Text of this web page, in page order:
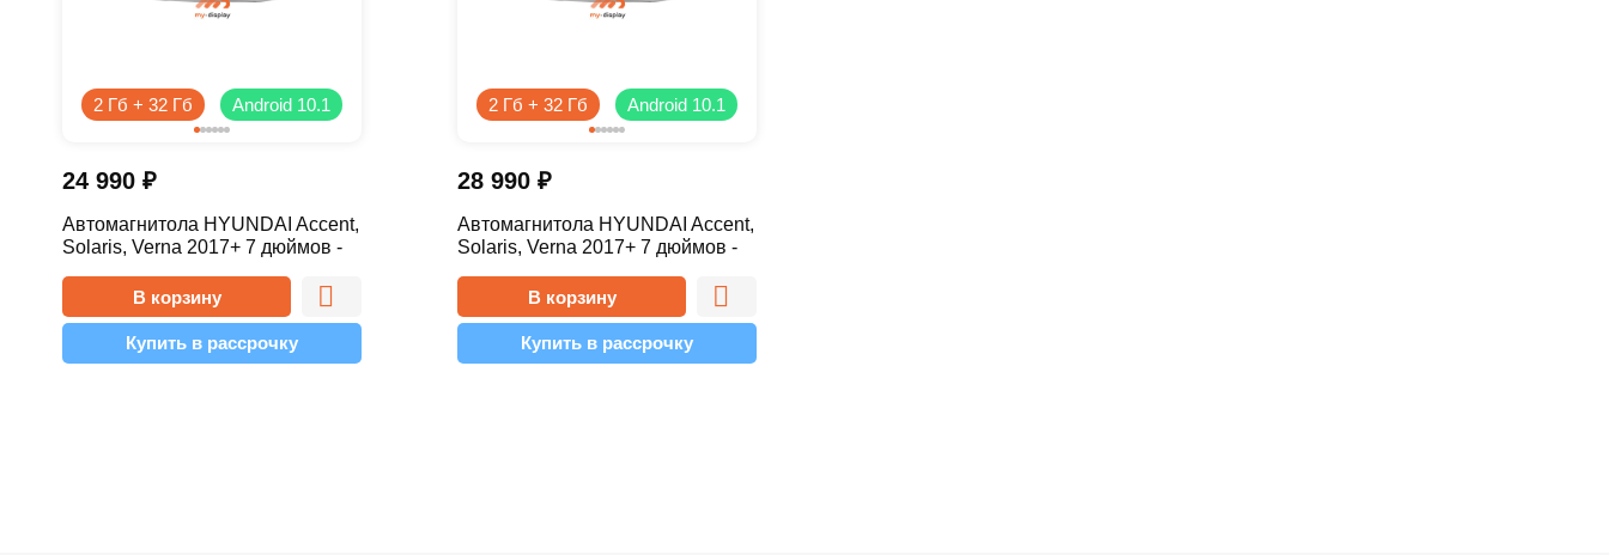
2 Гб + 32 Гб Android 10.1
24 990 ₽
Автомагнитола HYUNDAI Accent,
Solaris, Verna 2017+ 7 дюймов -
В корзину
Купить в рассрочку
2 Гб + 32 Гб Android 10.1
28 990 ₽
Автомагнитола HYUNDAI Accent,
Solaris, Verna 2017+ 7 дюймов -
В корзину
Купить в рассрочку